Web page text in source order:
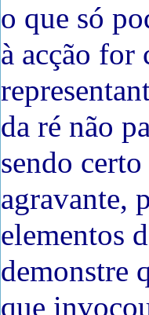
o que só
à acção for
da ré não
sendo
agravante,
elementos
demonstre
que